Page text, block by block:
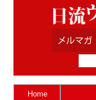
Home